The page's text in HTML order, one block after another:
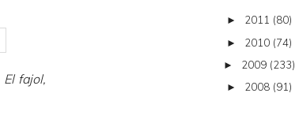
El fajol,
► 2011 (80)
► 2010 (74)
► 2009 (233)
► 2008 (91)